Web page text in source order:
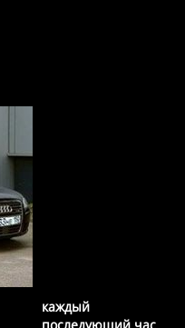
каждый